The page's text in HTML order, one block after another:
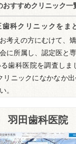
おすすめクリニック一
科クリニックをま
考えの方にむけて、
に所属し、認定医と
歯科医院を調査しま
リニックになかなか
。
羽田歯科医院